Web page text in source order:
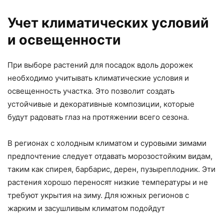
Учет климатических условий
и освещенности
При выборе растений для посадок вдоль дорожек
необходимо учитывать климатические условия и
освещенность участка. Это позволит создать
устойчивые и декоративные композиции, которые
будут радовать глаз на протяжении всего сезона.
В регионах с холодным климатом и суровыми зимами
предпочтение следует отдавать морозостойким видам,
таким как спирея, барбарис, дерен, пузыреплодник. Эти
растения хорошо переносят низкие температуры и не
требуют укрытия на зиму. Для южных регионов с
жарким и засушливым климатом подойдут